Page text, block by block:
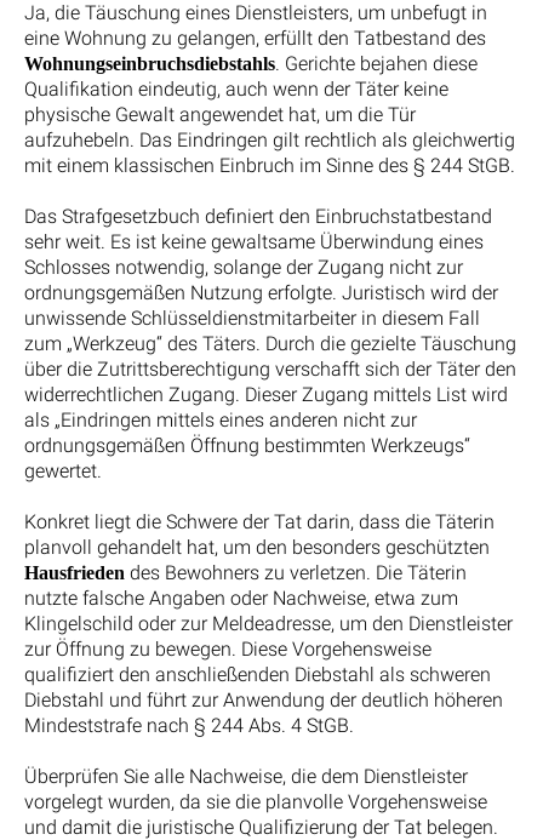
Ja, die Täuschung eines Dienstleisters, um unbefugt in
eine Wohnung zu gelangen, erfüllt den Tatbestand des
Wohnungseinbruchsdiebstahls. Gerichte bejahen diese
Qualifikation eindeutig, auch wenn der Täter keine
physische Gewalt angewendet hat, um die Tür
aufzuhebeln. Das Eindringen gilt rechtlich als gleichwertig
mit einem klassischen Einbruch im Sinne des § 244 StGB.
Das Strafgesetzbuch definiert den Einbruchstatbestand
sehr weit. Es ist keine gewaltsame Überwindung eines
Schlosses notwendig, solange der Zugang nicht zur
ordnungsgemäßen Nutzung erfolgte. Juristisch wird der
unwissende Schlüsseldienstmitarbeiter in diesem Fall
zum „Werkzeug“ des Täters. Durch die gezielte Täuschung
über die Zutrittsberechtigung verschafft sich der Täter den
widerrechtlichen Zugang. Dieser Zugang mittels List wird
als „Eindringen mittels eines anderen nicht zur
ordnungsgemäßen Öffnung bestimmten Werkzeugs“
gewertet.
Konkret liegt die Schwere der Tat darin, dass die Täterin
planvoll gehandelt hat, um den besonders geschützten
Hausfrieden des Bewohners zu verletzen. Die Täterin
nutzte falsche Angaben oder Nachweise, etwa zum
Klingelschild oder zur Meldeadresse, um den Dienstleister
zur Öffnung zu bewegen. Diese Vorgehensweise
qualifiziert den anschließenden Diebstahl als schweren
Diebstahl und führt zur Anwendung der deutlich höheren
Mindeststrafe nach § 244 Abs. 4 StGB.
Überprüfen Sie alle Nachweise, die dem Dienstleister
vorgelegt wurden, da sie die planvolle Vorgehensweise
und damit die juristische Qualifizierung der Tat belegen.